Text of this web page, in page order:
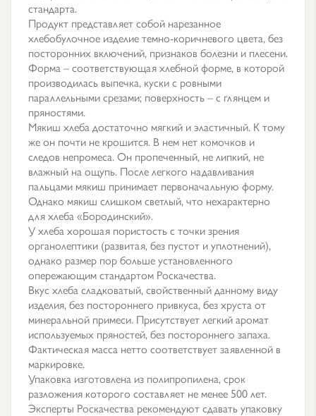
стандарта.
Продукт представляет собой нарезанное
хлебобулочное изделие темно-коричневого цвета, без
посторонних включений, признаков болезни и плесени.
Форма – соответствующая хлебной форме, в которой
производилась выпечка, куски с ровными
параллельными срезами; поверхность – с глянцем и
пряностями.
Мякиш хлеба достаточно мягкий и эластичный. К тому
же он почти не крошится. В нем нет комочков и
следов непромеса. Он пропеченный, не липкий, не
влажный на ощупь. После легкого надавливания
пальцами мякиш принимает первоначальную форму.
Однако мякиш слишком светлый, что нехарактерно
для хлеба «Бородинский».
У хлеба хорошая пористость с точки зрения
органолептики (развитая, без пустот и уплотнений),
однако размер пор больше установленного
опережающим стандартом Роскачества.
Вкус хлеба сладковатый, свойственный данному виду
изделия, без постороннего привкуса, без хруста от
минеральной примеси. Присутствует легкий аромат
используемых пряностей, без постороннего запаха.
Фактическая масса нетто соответствует заявленной в
маркировке.
Упаковка изготовлена из полипропилена, срок
разложения которого составляет не менее 500 лет.
Эксперты Роскачества рекомендуют сдавать упаковку